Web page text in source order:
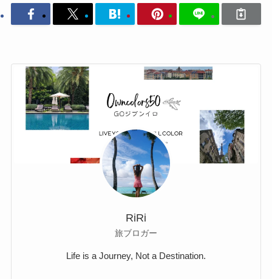
RiRi
旅ブロガー
Life is a Journey, Not a Destination.